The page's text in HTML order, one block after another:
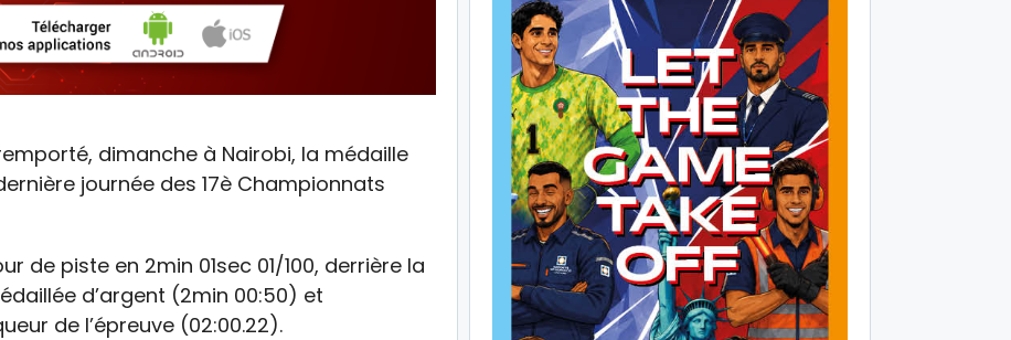
dimanche à Nairobi, la médaille
journée des 17è Championnats
de piste en 2min 01sec 01/100, derrière la
d’argent (2min 00:50) et
de l’épreuve (02:00.22).